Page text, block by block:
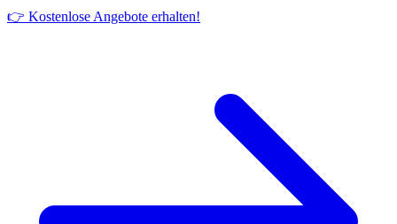
👉 Kostenlose Angebote erhalten!